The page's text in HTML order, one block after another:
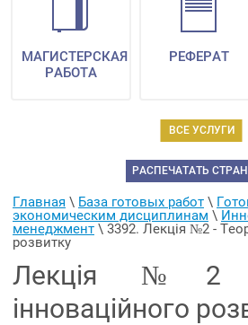
ВСЕ УСЛУГИ
МАГИСТЕРСКАЯ
РАБОТА
РЕФЕРАТ
РАСПЕЧАТАТЬ
Главная \ База готовых работ \
экономическим дисциплинам \
менеджмент \ 3392. Лекція №2 -
розвитку
Лекція №2 -
інноваційного